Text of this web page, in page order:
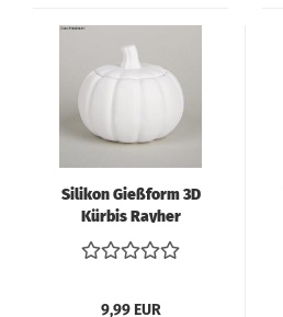
Silikon Gießform 3D
Kürbis Rayher
9,99 EUR